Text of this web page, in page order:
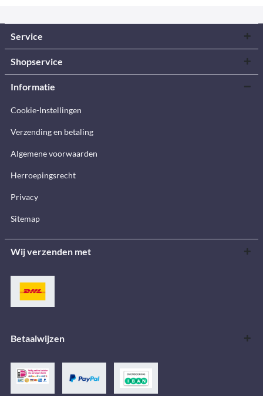
Service
Shopservice
Informatie
Cookie-Instellingen
Verzending en betaling
Algemene voorwaarden
Herroepingsrecht
Privacy
Sitemap
Wij verzenden met
Betaalwijzen